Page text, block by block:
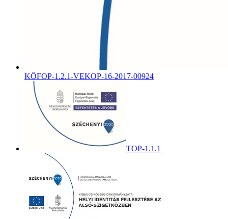
KÖFOP-1.2.1-VEKOP-16-2017-00924
TOP-1.1.1